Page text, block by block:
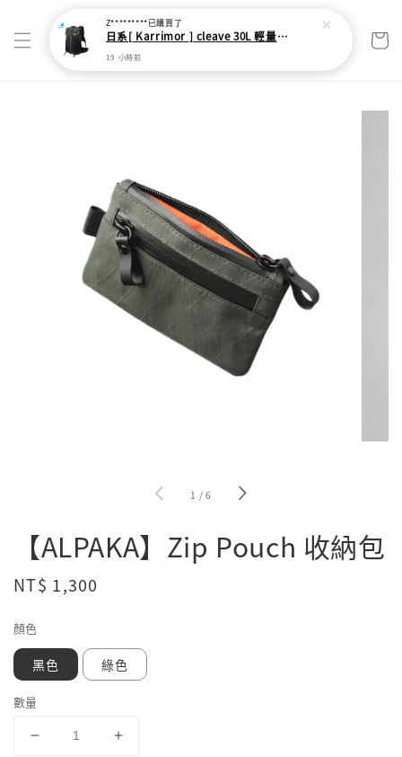
1 /6
【ALPAKA】Zip Pouch 收納包
Regular
NT$ 1,300
顏色
黑色 綠色
數量
Z*********已購買了
日系[ Karrimor ] cleave 30L 輕量野跑健走包
19 小時前